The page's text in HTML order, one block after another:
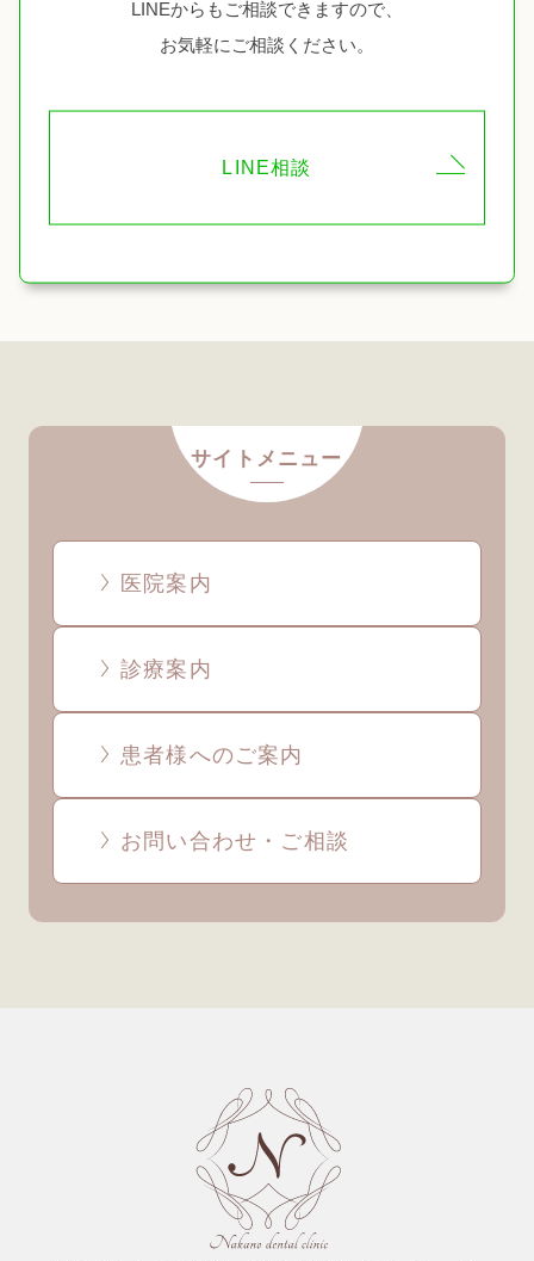
LINEからもご相談できますので、
お気軽にご相談ください。
LINE相談
サイトメニュー
医院案内
診療案内
患者様へのご案内
お問い合わせ・ご相談